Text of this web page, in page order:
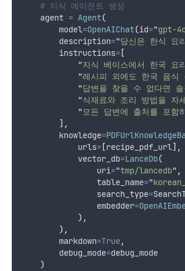
# 지식 에이전트 생성
    agent
= Agent(
model=OpenAIChat(id="gpt-
description="당신은 한식 요
instructions= [
"지식 베이스에서 한국 요
"레시피 외에도 한국 음식
"답변을 찾을 수 없다면
"식재료와 조리 방법을 자
"모든 답변에 출처를 포함
],
knowledge=
urls= [recipe_pdf_url],
vector_db=LanceDb(
uri="tmp/lancedb" ,
table_name="
search_type=
embedder=
),
),
markdown=True,
debug_mode=debug_mode
)